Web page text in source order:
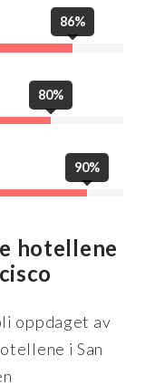
86%
80%
90%
hotellene
oppdaget av
i San